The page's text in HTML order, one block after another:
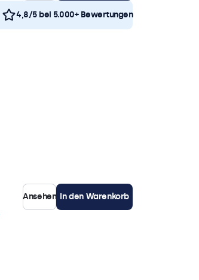
4,8/5 bei 5.000+ Bewertungen
Ansehen In den Warenkorb